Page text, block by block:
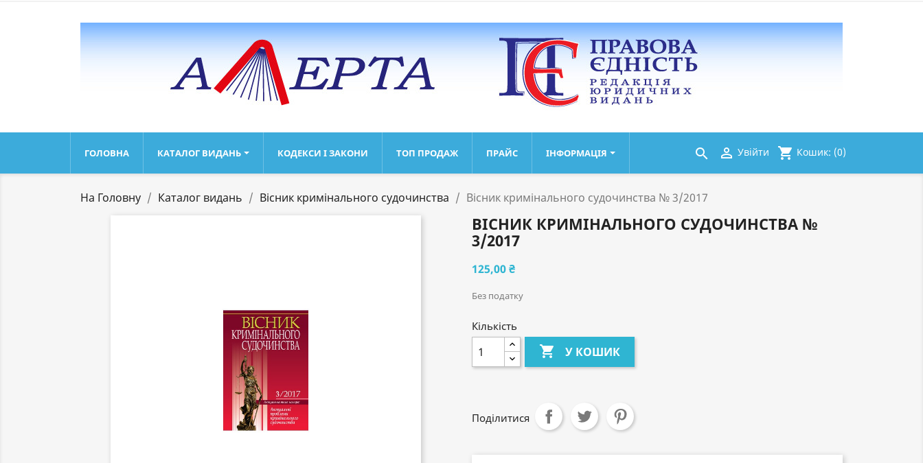
ГОЛОВНА КАТАЛОГ ВИДАНЬ КОДЕКСИ І ЗАКОНИ ТОП ПРОДАЖ ПРАЙС ІНФОРМАЦІЯ   Увійти shopping_cart Кошик: (0)
На Головну Каталог видань Вісник кримінального судочинства Вісник кримінального судочинства № 3/2017
ВІСНИК КРИМІНАЛЬНОГО СУДОЧИНСТВА №
3/2017
125,00 ₴
Без податку
Кількість
 У КОШИК
Поділитися